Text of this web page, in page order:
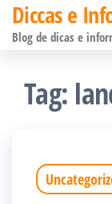
Pular
para
conteúdo
Diccas e
Blog de dicas e
Tag: